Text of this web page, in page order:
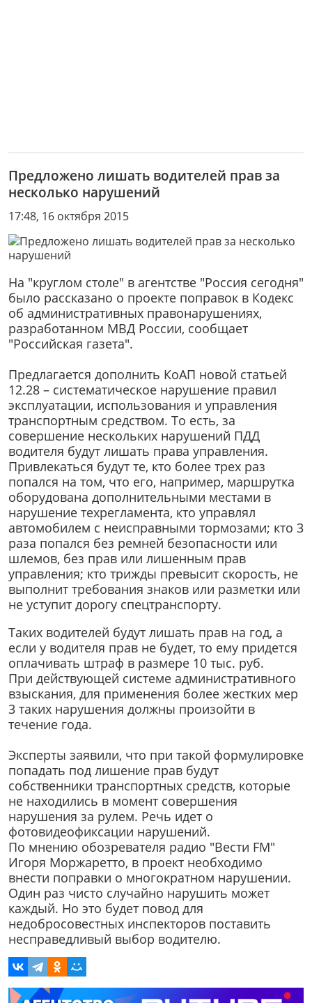
Предложено лишать водителей прав за
несколько нарушений
17:48, 16 октября 2015
На "круглом столе" в агентстве "Россия сегодня"
было рассказано о проекте поправок в Кодекс
об административных правонарушениях,
разработанном МВД России, сообщает
"Российская газета".
Предлагается дополнить КоАП новой статьей
12.28 – систематическое нарушение правил
эксплуатации, использования и управления
транспортным средством. То есть, за
совершение нескольких нарушений ПДД
водителя будут лишать права управления.
Привлекаться будут те, кто более трех раз
попался на том, что его, например, маршрутка
оборудована дополнительными местами в
нарушение техрегламента, кто управлял
автомобилем с неисправными тормозами; кто 3
раза попался без ремней безопасности или
шлемов, без прав или лишенным прав
управления; кто трижды превысит скорость, не
выполнит требования знаков или разметки или
не уступит дорогу спецтранспорту.
Таких водителей будут лишать прав на год, а
если у водителя прав не будет, то ему придется
оплачивать штраф в размере 10 тыс. руб.
При действующей системе административного
взыскания, для применения более жестких мер
3 таких нарушения должны произойти в
течение года.
Эксперты заявили, что при такой формулировке
попадать под лишение прав будут
собственники транспортных средств, которые
не находились в момент совершения
нарушения за рулем. Речь идет о
фотовидеофиксации нарушений.
По мнению обозревателя радио "Вести FM"
Игоря Моржаретто, в проект необходимо
внести поправки о многократном нарушении.
Один раз чисто случайно нарушить может
каждый. Но это будет повод для
недобросовестных инспекторов поставить
несправедливый выбор водителю.